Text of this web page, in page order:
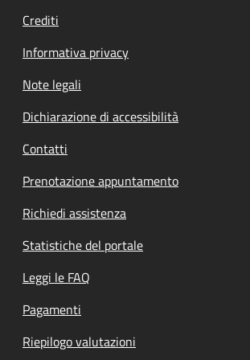
Crediti
Informativa privacy
Note legali
Dichiarazione di accessibilità
Contatti
Prenotazione appuntamento
Richiedi assistenza
Statistiche del portale
Leggi le FAQ
Pagamenti
Riepilogo valutazioni